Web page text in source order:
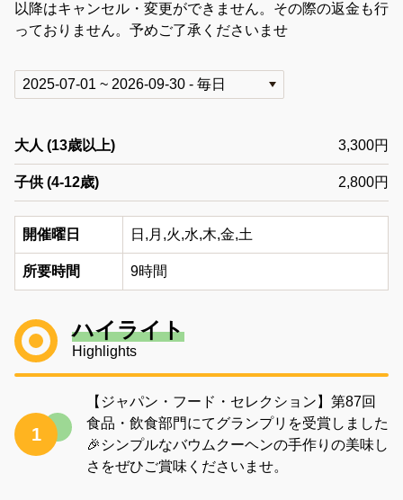
以降はキャンセル・変更ができません。その際の返金も行
っておりません。予めご了承くださいませ
大人 (13歳以上) 3,300円
子供 (4-12歳) 2,800円
開催曜日 日,月,火,水,木,金,土
所要時間 9時間
ハイライト
Highlights
1
【ジャパン・フード・セレクション】第87回
食品・飲食部門にてグランプリを受賞しました
🎉シンプルなバウムクーヘンの手作りの美味し
さをぜひご賞味くださいませ。